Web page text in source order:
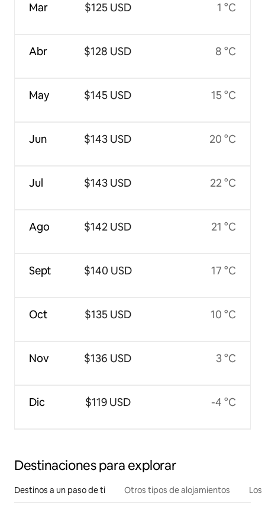
Mar
Abr
May
Jun
Jul
Ago
Sept
Oct
Nov
Dic
$125 USD
$128 USD
$145 USD
$143 USD
$143 USD
$142 USD
$140 USD
$135 USD
$136 USD
$119 USD
1 °C
8 °C
15 °C
20 °C
22 °C
21 °C
17 °C
10 °C
3 °C
-4 °C
Destinaciones para explorar
Destinos a un paso de ti Otros tipos de alojamientos